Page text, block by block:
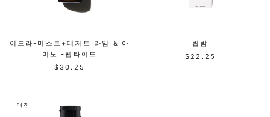
이드라-미스트+데저트 라임 & 아
미노 -펩타이드
$30.25
립밤
$22.25
매진